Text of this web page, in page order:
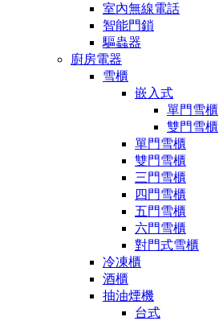
室內無線電話
智能門鎖
驅蟲器
廚房電器
雪櫃
嵌入式
單門雪櫃
雙門雪櫃
單門雪櫃
雙門雪櫃
三門雪櫃
四門雪櫃
五門雪櫃
六門雪櫃
對門式雪櫃
冷凍櫃
酒櫃
抽油煙機
台式